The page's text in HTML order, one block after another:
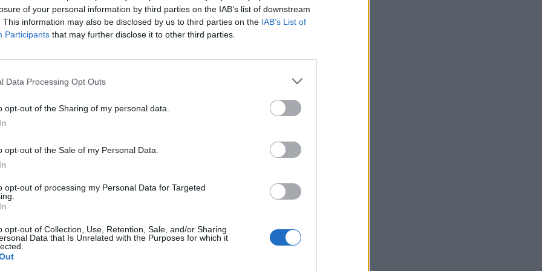
of your personal information by third parties on the IAB’s list of downstream
This information may also be disclosed by us to third parties on the IAB’s List of
Participants that may further disclose it to other third parties.
Data Processing Opt Outs
opt-out of the Sharing of my personal data.
opt-out of the Sale of my Personal Data.
opt-out of processing my Personal Data for Targeted
opt-out of Collection, Use, Retention, Sale, and/or Sharing
Data that Is Unrelated with the Purposes for which it
vizsgálat alá.
vette a 30 dolláros kemény akadályt a Deutsche Bank. Ezt a szintet a 200 napos
legutóbbi eső szakasz 50%-os Fibo szintje mellett egy korábbi ellenállászóna is
kereskedési napján sem hagyott alább. Ha...
portfolio.hu hírarchívumához tartozik, melynek olvasása előfizetéses
tartalmazza:
cikkarchívum
elmúlt 2 év napon belüli
Előfizetés